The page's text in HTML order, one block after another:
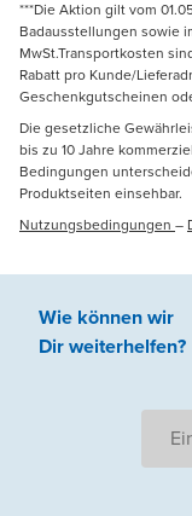
***Die Aktion gilt vom
Badausstellungen sowie
MwSt.Transportkosten
Rabatt pro Kunde/
Geschenkgutscheinen
Die gesetzliche
bis zu 10 Jahre
Bedingungen
Produktseiten einsehbar.
Nutzungsbedingungen –
Wie können wir
Dir weiterhelfen?